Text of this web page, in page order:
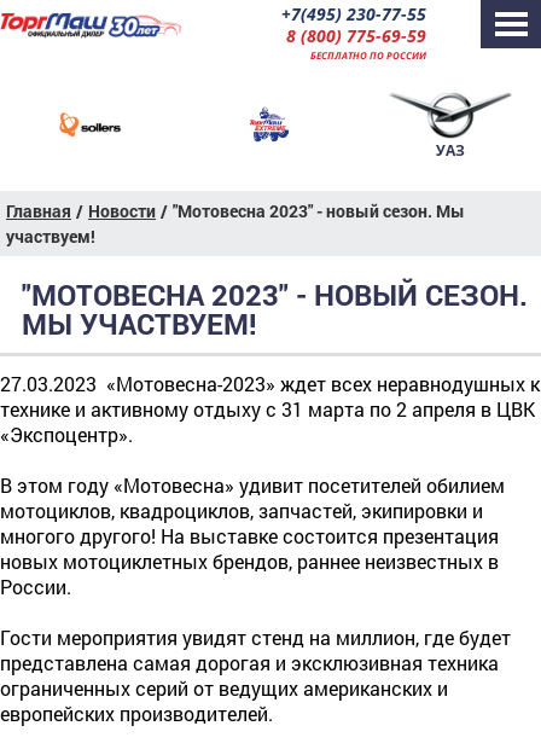
+7(495) 230-77-55
8 (800) 775-69-59
БЕСПЛАТНО ПО РОССИИ
УАЗ
Главная / Новости / "Мотовесна 2023" - новый сезон. Мы
участвуем!
"МОТОВЕСНА 2023" - НОВЫЙ СЕЗОН.
МЫ УЧАСТВУЕМ!
27.03.2023 «Мотовесна-2023» ждет всех неравнодушных к
технике и активному отдыху с 31 марта по 2 апреля в ЦВК
«Экспоцентр».
В этом году «Мотовесна» удивит посетителей обилием
мотоциклов, квадроциклов, запчастей, экипировки и
многого другого! На выставке состоится презентация
новых мотоциклетных брендов, раннее неизвестных в
России.
Гости мероприятия увидят стенд на миллион, где будет
представлена самая дорогая и эксклюзивная техника
ограниченных серий от ведущих американских и
европейских производителей.